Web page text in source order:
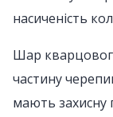
насиченість
Шар
частину
мають захисну